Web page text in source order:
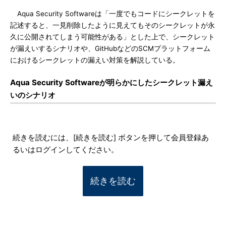
Aqua Security Softwareは「一度でもコードにシークレットを
記述すると、一見削除したように見えてもそのシークレットが永
久に公開されてしまう可能性がある」とした上で、シークレット
が漏えいするシナリオや、GitHubなどのSCMプラットフォーム
におけるシークレットの漏えい対策を解説している。
Aqua Security Softwareが明らかにしたシークレット漏え
いのシナリオ
続きを読むには、[続きを読む] ボタンを押して会員登録あ
るいはログインしてください。
続きを読む